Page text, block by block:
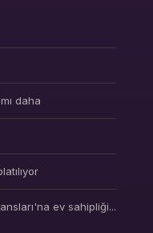
daha
ev sahipliği...